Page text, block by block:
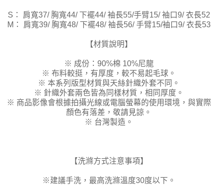
S： 肩寬37/ 胸寬44/ 下襬44/ 袖長55/手臂15/ 袖口9/ 衣長52
M： 肩寬39/ 胸寬48/ 下襬48/ 袖長56/ 手臂15/袖口9/ 衣長53
【材質說明】
※ 成份：90%棉 10%尼龍
※ 布料較挺，有厚度，較不易起毛球。
※ 本系列版型材質與天絲針織外套不同。
※ 針織外套兩色皆為同樣材質，相同厚度。
※ 商品影像會根據拍攝光線或電腦螢幕的使用環境，與實際
顏色有落差，敬請見諒。
※ 台灣製造。
【洗滌方式注意事項】
※建議手洗，最高洗滌溫度30度以下。